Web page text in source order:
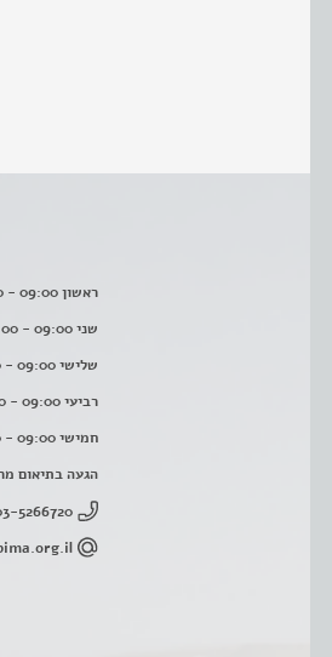
ראשון 09:00 - 16:00
שני 09:00 - 16:00
שלישי 09:00 - 16:00
רביעי 09:00 - 16:00
חמישי 09:00 - 16:00
הגעה בתיאום
5266720